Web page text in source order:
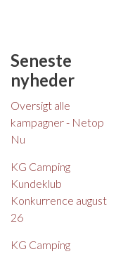
Seneste
nyheder
Oversigt alle
kampagner - Netop
Nu
KG Camping
Kundeklub
Konkurrence august
26
KG Camping